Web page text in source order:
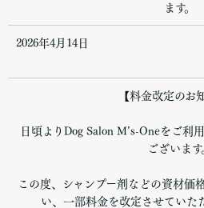
ます。
2026年4月14日
【料金改定のお
日頃よりDog Salon M’s-Oneをご利
ございます
この度、シャンプー剤などの資材価
い、一部料金を改定させていた